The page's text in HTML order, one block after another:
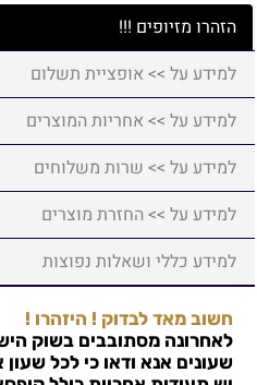
הזהרו מזיופים !!!
למידע על >> אופציית תשלום
למידע על >> אחריות המוצרים
למידע על >> שרות משלוחים
למידע על >> החזרת מוצרים
למידע כללי ושאלות נפוצות
חשוב מאד לבדוק ! היזהרו !
לאחרונה מסתובבים בשוק
שעונים אנא ודאו כי לכל